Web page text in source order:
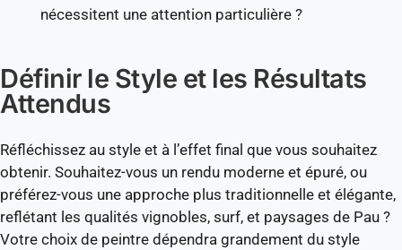
nécessitent une attention particulière ?
Définir le Style et les Résultats
Attendus
Réfléchissez au style et à l’effet final que vous souhaitez
obtenir. Souhaitez-vous un rendu moderne et épuré, ou
préférez-vous une approche plus traditionnelle et élégante,
reflétant les qualités vignobles, surf, et paysages de Pau ?
Votre choix de peintre dépendra grandement du style